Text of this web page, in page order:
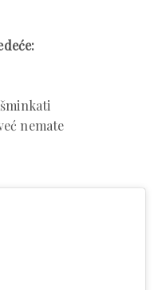
nemate